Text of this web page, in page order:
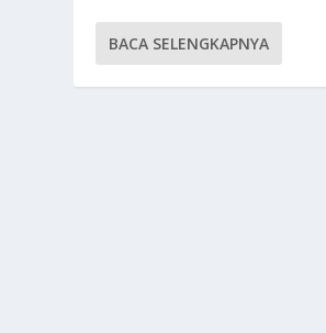
BACA SELENGKAPNYA